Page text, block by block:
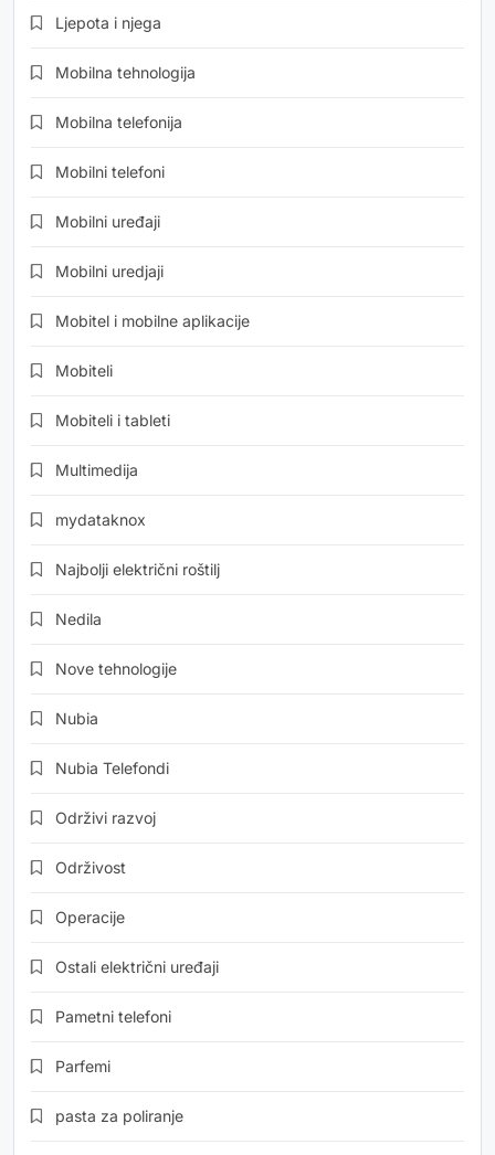
Ljepota i njega
Mobilna tehnologija
Mobilna telefonija
Mobilni telefoni
Mobilni uređaji
Mobilni uredjaji
Mobitel i mobilne aplikacije
Mobiteli
Mobiteli i tableti
Multimedija
mydataknox
Najbolji električni roštilj
Nedila
Nove tehnologije
Nubia
Nubia Telefondi
Održivi razvoj
Održivost
Operacije
Ostali električni uređaji
Pametni telefoni
Parfemi
pasta za poliranje